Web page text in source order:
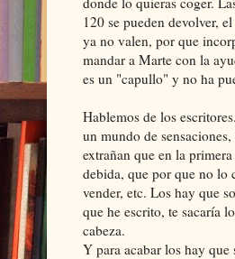
120 se pueden devolver,
ya no valen, por que
mandar a Marte con la
es un "capullo" y no ha
Hablemos de los
un mundo de
extrañan que en la
debida, que por que no lo
vender, etc. Los hay que
que he escrito, te sacaría
cabeza.
Y para acabar los hay